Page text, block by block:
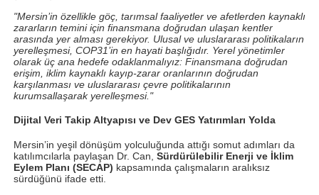
"Mersin’in özellikle göç, tarımsal faaliyetler ve afetlerden kaynaklı
zararların temini için finansmana doğrudan ulaşan kentler
arasında yer alması gerekiyor. Ulusal ve uluslararası politikaların
yerelleşmesi, COP31’in en hayati başlığıdır. Yerel yönetimler
olarak üç ana hedefe odaklanmalıyız: Finansmana doğrudan
erişim, iklim kaynaklı kayıp-zarar oranlarının doğrudan
karşılanması ve uluslararası çevre politikalarının
kurumsallaşarak yerelleşmesi."
Dijital Veri Takip Altyapısı ve Dev GES Yatırımları Yolda
Mersin’in yeşil dönüşüm yolculuğunda attığı somut adımları da
katılımcılarla paylaşan Dr. Can, Sürdürülebilir Enerji ve İklim
Eylem Planı (SECAP) kapsamında çalışmaların aralıksız
sürdüğünü ifade etti.